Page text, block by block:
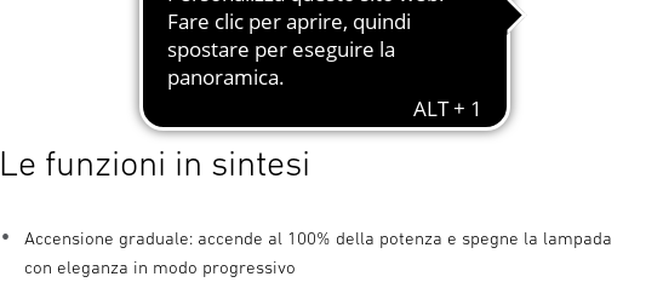
Le funzioni in sintesi
Accensione graduale: accende al 100% della potenza e spegne la lampada
con eleganza in modo progressivo